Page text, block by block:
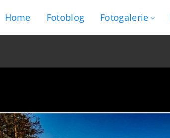
Home Fotoblog Fotogalerie